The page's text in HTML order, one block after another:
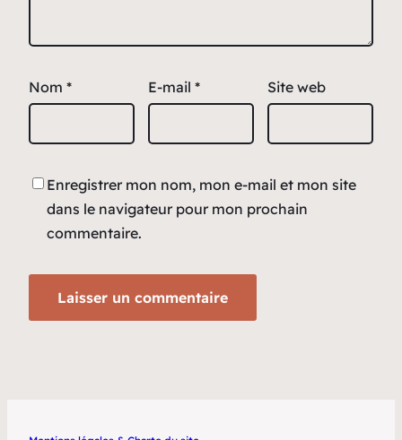
Nom * E-mail * Site web
Enregistrer mon nom, mon e-mail et mon site
dans le navigateur pour mon prochain
commentaire.